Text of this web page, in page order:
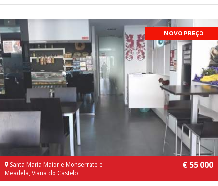
NOVO PREÇO
Santa Maria Maior e Monserrate e
Meadela, Viana do Castelo
€ 55 000